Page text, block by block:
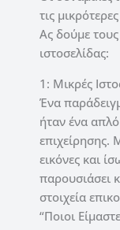
τις
Ας δούμε
ιστοσελίδας:
1: Μικρές
Ένα
ήταν ένα
επιχείρησης.
εικόνες και
παρουσιάσει
στοιχεία
“Ποιοι